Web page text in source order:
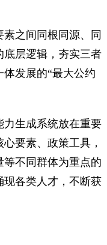
之间同根同源、同
层逻辑，夯实三者
发展的“最大公约
生成系统放在重要
要素、政策工具，
不同群体为重点的
各类人才，不断获